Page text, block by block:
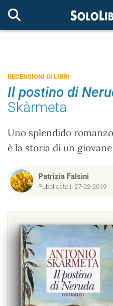
RECENSIONI DI LIBRI
Il postino di
Skàrmeta
Uno splendido
è la storia di un
Patrizia Falsini
Pubblicato il 27-02-2019